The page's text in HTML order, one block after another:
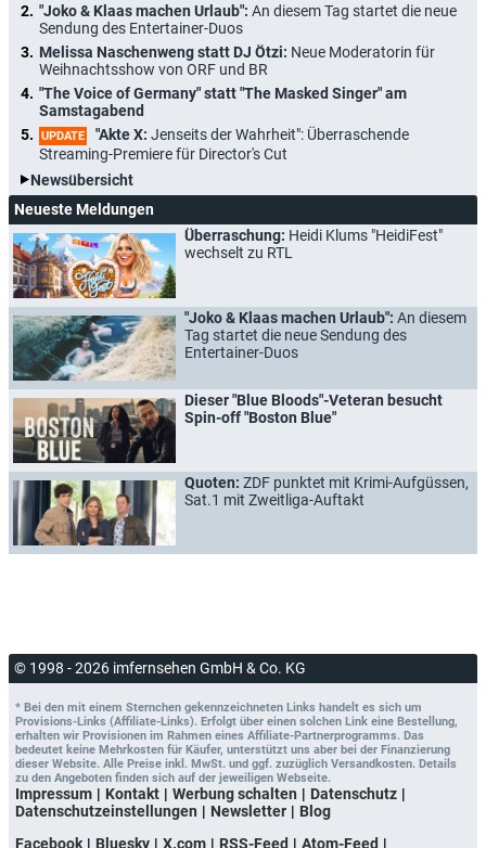
"Joko & Klaas machen Urlaub": An diesem Tag startet die neue
Sendung des Entertainer-Duos
Melissa Naschenweng statt DJ Ötzi: Neue Moderatorin für
Weihnachtsshow von ORF und BR
"The Voice of Germany" statt "The Masked Singer" am
Samstagabend
UPDATE "Akte X: Jenseits der Wahrheit": Überraschende
Streaming-Premiere für Director's Cut
Newsübersicht
Neueste Meldungen
Überraschung: Heidi Klums "HeidiFest"
wechselt zu RTL
"Joko & Klaas machen Urlaub": An diesem
Tag startet die neue Sendung des
Entertainer-Duos
Dieser "Blue Bloods"-Veteran besucht
Spin-off "Boston Blue"
Quoten: ZDF punktet mit Krimi-Aufgüssen,
Sat.1 mit Zweitliga-Auftakt
© 1998 - 2026 imfernsehen GmbH & Co. KG
* Bei den mit einem Sternchen gekennzeichneten Links handelt es sich um
Provisions-Links (Affiliate-Links). Erfolgt über einen solchen Link eine Bestellung,
erhalten wir Provisionen im Rahmen eines Affiliate-Partnerprogramms. Das
bedeutet keine Mehrkosten für Käufer, unterstützt uns aber bei der Finanzierung
dieser Website. Alle Preise inkl. MwSt. und ggf. zuzüglich Versandkosten. Details
zu den Angeboten finden sich auf der jeweiligen Webseite.
Impressum Kontakt Werbung schalten
Datenschutz
Datenschutzeinstellungen
Newsletter
Blog
Facebook
Bluesky X.com RSS-Feed Atom-Feed